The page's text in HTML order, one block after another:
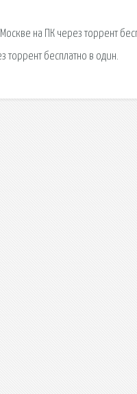
на ПК через торрент
торрент бесплатно в один.